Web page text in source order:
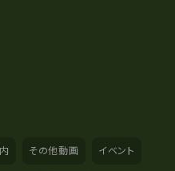
その他動画 イベント